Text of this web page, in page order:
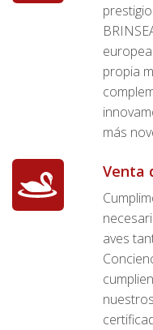
propia
más
Venta
aves